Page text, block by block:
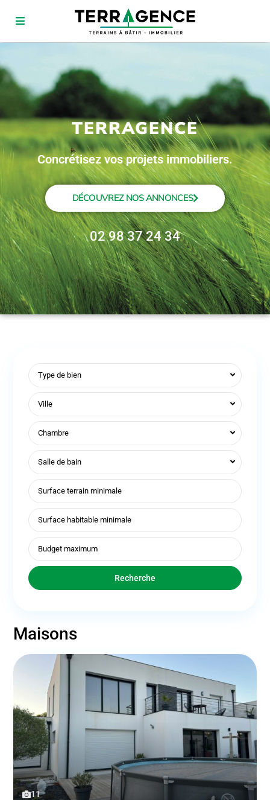
TERRAGENCE
Concrétisez vos projets immobiliers.
DÉCOUVREZ NOS ANNONCES
02 98 37 24 34
Type de bien
Ville
Chambre
Salle de bain
Recherche
Maisons
11